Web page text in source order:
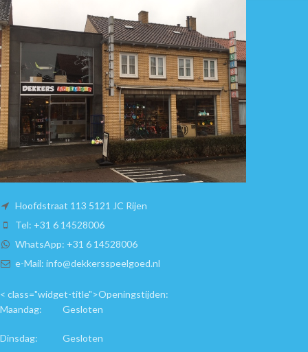
Hoofdstraat 113 5121 JC Rijen
Tel: +31 6 14528006
WhatsApp: +31 6 14528006
e-Mail: info@dekkersspeelgoed.nl
< class="widget-title">Openingstijden:
Maandag: Gesloten
Dinsdag: Gesloten